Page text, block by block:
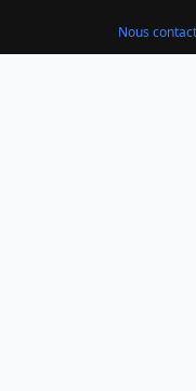
Nous